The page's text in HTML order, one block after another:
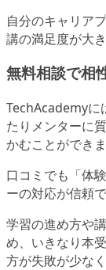
自分のキャリア
講の満足度が大
無料相談で相
TechAcademyに
たりメンターに
かむことができま
口コミでも「体
ーの対応が信頼
学習の進め方や
め、いきなり本
方が失敗が少なく